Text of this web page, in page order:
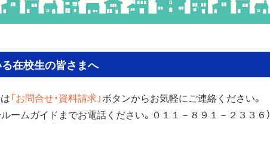
在校生の皆さまへ
「お問合せ・資料請求」ボタンからお気軽にご連絡ください。
ームガイドまでお電話ください。０１１－８９１－２３３６）